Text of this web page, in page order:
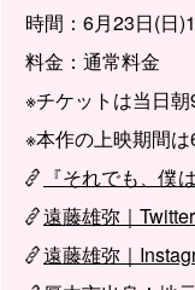
時間：6月23日(日
料金：通常料金
※チケットは当日
※本作の上映期間
『それでも、僕
遠藤雄弥｜Twitter
遠藤雄弥｜